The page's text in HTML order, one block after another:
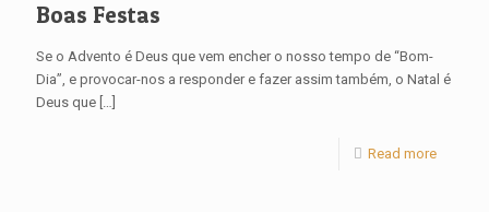
Boas Festas
Se o Advento é Deus que vem encher o nosso tempo de “Bom-
Dia”, e provocar-nos a responder e fazer assim também, o Natal é
Deus que […]
Read more